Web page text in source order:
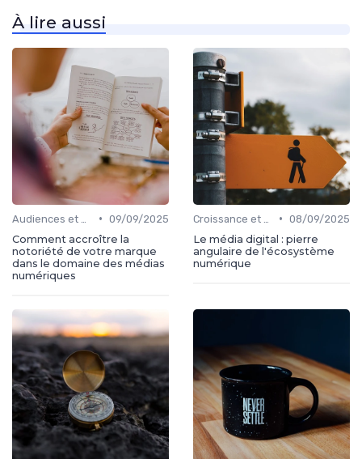
À lire aussi
• 09/09/2025
Comment accroître la
notoriété de votre marque
dans le domaine des médias
numériques
• 08/09/2025
Le média digital : pierre
angulaire de l'écosystème
numérique